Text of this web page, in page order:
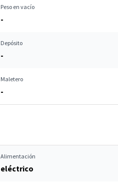
Peso en vacío
-
Depósito
-
Maletero
-
Alimentación
eléctrico